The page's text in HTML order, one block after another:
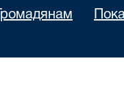
Громадянам